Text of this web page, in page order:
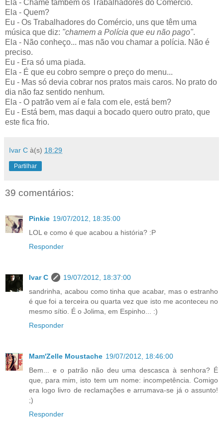
Ela - Chame também os Trabalhadores do Comércio.
Ela - Quem?
Eu - Os Trabalhadores do Comércio, uns que têm uma
música que diz: "chamem a Polícia que eu não pago".
Ela - Não conheço... mas não vou chamar a polícia. Não é
preciso.
Eu - Era só uma piada.
Ela - É que eu cobro sempre o preço do menu...
Eu - Mas só devia cobrar nos pratos mais caros. No prato do
dia não faz sentido nenhum.
Ela - O patrão vem aí e fala com ele, está bem?
Eu - Está bem, mas daqui a bocado quero outro prato, que
este fica frio.
Ivar C à(s) 18:29
Partilhar
39 comentários:
Pinkie 19/07/2012, 18:35:00
LOL e como é que acabou a história? :P
Responder
Ivar C
19/07/2012, 18:37:00
sandrinha, acabou como tinha que acabar, mas o estranho
é que foi a terceira ou quarta vez que isto me aconteceu no
mesmo sítio. É o Jolima, em Espinho... :)
Responder
Mam'Zelle Moustache 19/07/2012, 18:46:00
Bem... e o patrão não deu uma descasca à senhora? É
que, para mim, isto tem um nome: incompetência. Comigo
era logo livro de reclamações e arrumava-se já o assunto!
;)
Responder